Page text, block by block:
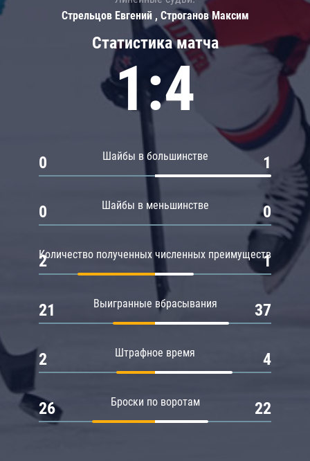
Статистика матча
1:4
Шайбы в большинстве
0 1
Шайбы в меньшинстве
0 0
Количество полученных численных преимуществ
2 1
Выигранные вбрасывания
21 37
Штрафное время
2 4
Броски по воротам
26 22
Стрельцов Евгений , Строганов Максим